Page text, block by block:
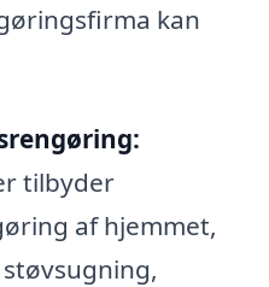
kan
tilbyder
af hjemmet,